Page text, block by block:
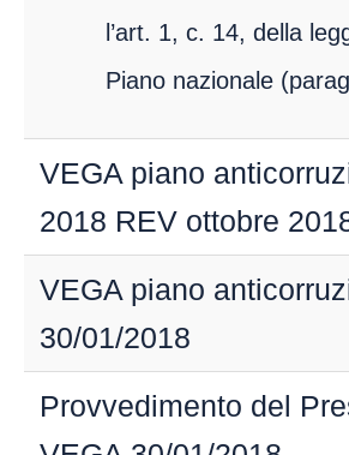
l’art. 1, c. 14, della
Piano nazionale
VEGA piano
2018 REV ottobre
VEGA piano
30/01/2018
Provvedimento del